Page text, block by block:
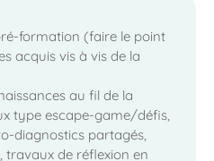
formation (faire le point
acquis vis à vis de la
au fil de la
type escape-game/défis,
diagnostics partagés,
travaux de réflexion en